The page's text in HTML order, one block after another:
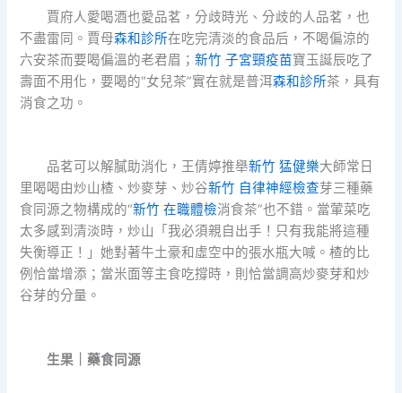
賈府人愛喝酒也愛品茗，分歧時光、分歧的人品茗，也
不盡雷同。賈母森和診所在吃完清淡的食品后，不喝偏涼的
六安茶而要喝偏溫的老君眉；新竹 子宮頸疫苗寶玉誕辰吃了
壽面不用化，要喝的“女兒茶”實在就是普洱森和診所茶，具有
消食之功。
品茗可以解膩助消化，王倩婷推舉新竹 猛健樂大師常日
里喝喝由炒山楂、炒麥芽、炒谷新竹 自律神經檢查芽三種藥
食同源之物構成的“新竹 在職體檢消食茶”也不錯。當葷菜吃
太多感到清淡時，炒山「我必須親自出手！只有我能將這種
失衡導正！」她對著牛土豪和虛空中的張水瓶大喊。楂的比
例恰當增添；當米面等主食吃撐時，則恰當調高炒麥芽和炒
谷芽的分量。
生果｜藥食同源